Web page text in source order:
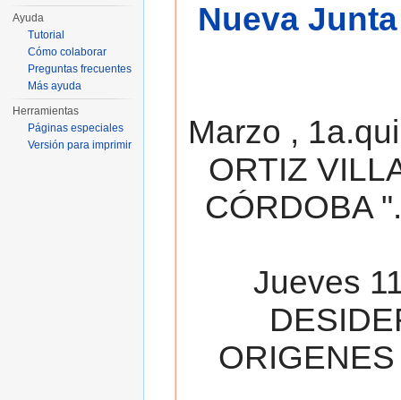
Nueva
Marzo ,
ORTIZ
CÓRDOBA
Jueves
Ayuda
Tutorial
Cómo colaborar
Preguntas frecuentes
Más ayuda
Herramientas
Páginas especiales
Versión para imprimir